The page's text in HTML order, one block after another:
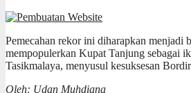
Pemecahan rekor ini diharapkan menjadi
mempopulerkan Kupat Tanjung sebagai
Tasikmalaya, menyusul kesuksesan
Oleh: Udan Muhdiana